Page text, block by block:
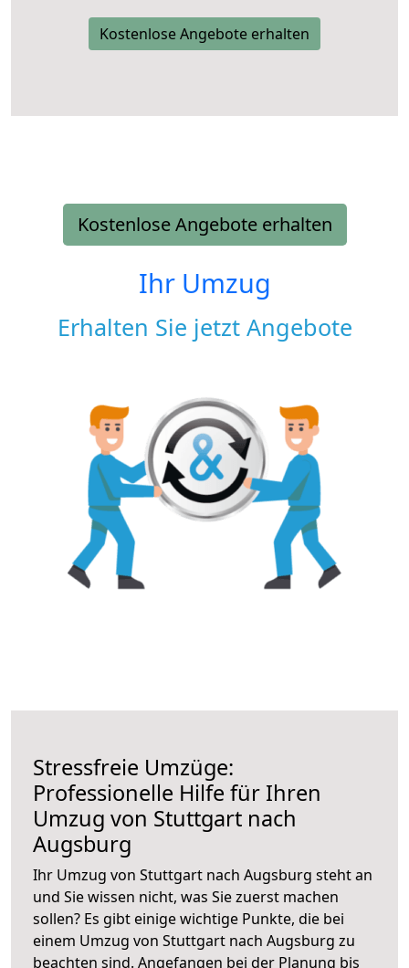
Kostenlose Angebote erhalten
Kostenlose Angebote erhalten
Ihr Umzug
Erhalten Sie jetzt Angebote
Stressfreie Umzüge:
Professionelle Hilfe für Ihren
Umzug von Stuttgart nach
Augsburg
Ihr Umzug von Stuttgart nach Augsburg steht an
und Sie wissen nicht, was Sie zuerst machen
sollen? Es gibt einige wichtige Punkte, die bei
einem Umzug von Stuttgart nach Augsburg zu
beachten sind. Angefangen bei der Planung bis